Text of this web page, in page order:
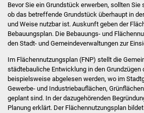
Bevor Sie ein Grundstück erwerben, sollten
ob das betreffende Grundstück überhaupt in
und Weise nutzbar ist. Auskunft geben der
Bebauungsplan. Die Bebauungs- und
den Stadt- und Gemeindeverwaltungen zur
Im Flächennutzungsplan (FNP) stellt die
städtebauliche Entwicklung in den Grundzügen
beispielsweise abgelesen werden, wo im
Gewerbe- und Industriebauflächen,
geplant sind. In der dazugehörenden
Planung erklärt. Der Flächennutzungsplan